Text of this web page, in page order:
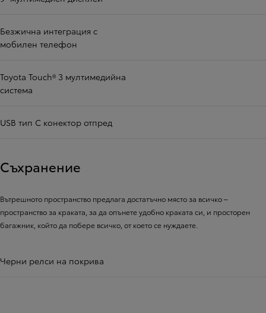
Безжична интеграция с
мобилен телефон
Toyota Touch® 3 мултимедийна
система
USB тип С конектор отпред
Съхранение
Вътрешното пространство предлага достатъчно място за всичко ‒
пространство за краката, за да опънете удобно краката си, и просторен
багажник, който да побере всичко, от което се нуждаете.
Черни релси на покрива